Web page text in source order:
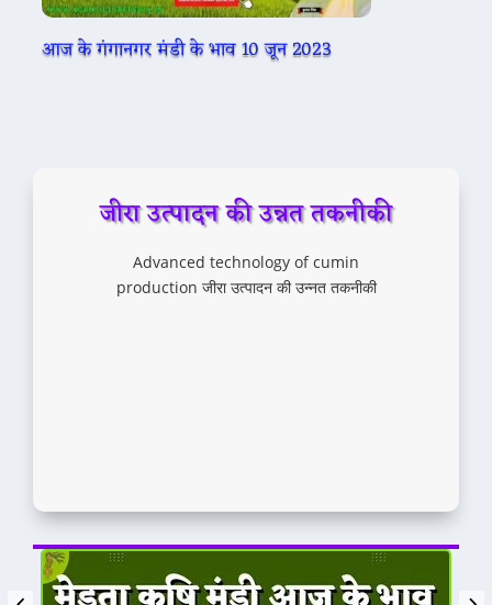
आज के गंगानगर मंडी के भाव 10 जून 2023
जीरा उत्पादन की उन्नत तकनीकी
Advanced technology of cumin
production जीरा उत्पादन की उन्नत तकनीकी